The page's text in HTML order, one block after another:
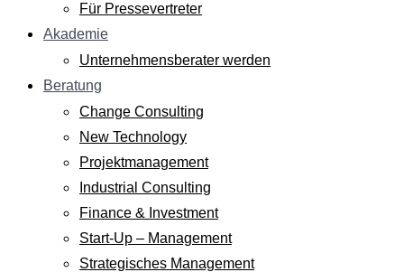
Für Pressevertreter
Akademie
Unternehmensberater werden
Beratung
Change Consulting
New Technology
Projektmanagement
Industrial Consulting
Finance & Investment
Start-Up – Management
Strategisches Management